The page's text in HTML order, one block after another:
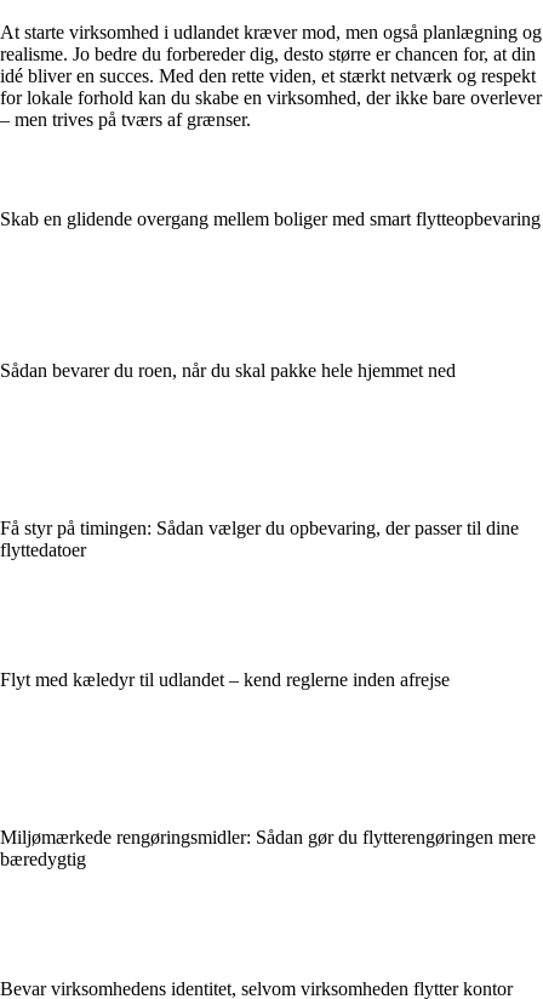
At starte virksomhed i udlandet kræver mod, men også planlægning og
realisme. Jo bedre du forbereder dig, desto større er chancen for, at din
idé bliver en succes. Med den rette viden, et stærkt netværk og respekt
for lokale forhold kan du skabe en virksomhed, der ikke bare overlever
– men trives på tværs af grænser.
Skab en glidende overgang mellem boliger med smart flytteopbevaring
Sådan bevarer du roen, når du skal pakke hele hjemmet ned
Få styr på timingen: Sådan vælger du opbevaring, der passer til dine
flyttedatoer
Flyt med kæledyr til udlandet – kend reglerne inden afrejse
Miljømærkede rengøringsmidler: Sådan gør du flytterengøringen mere
bæredygtig
Bevar virksomhedens identitet, selvom virksomheden flytter kontor